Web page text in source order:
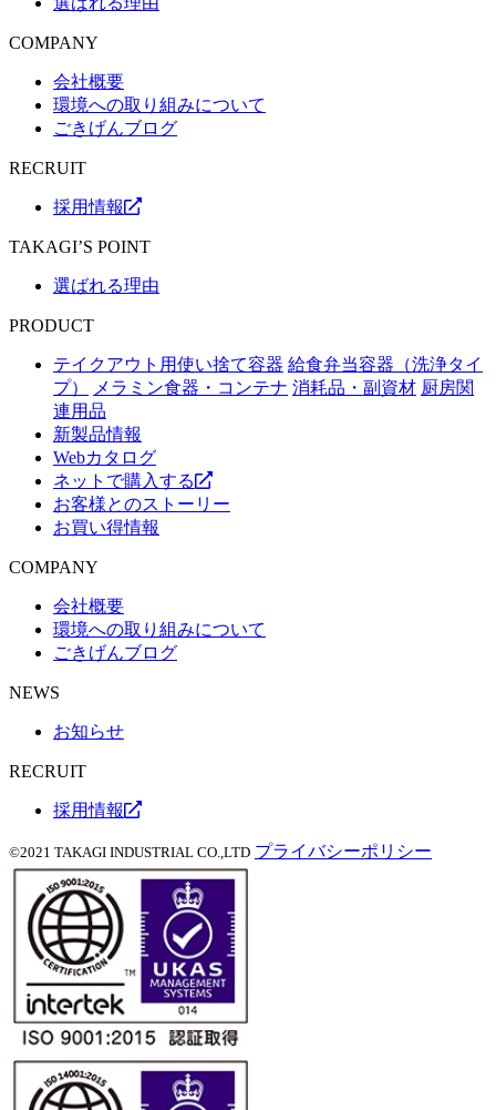
COMPANY
会社概要
環境への取り組みについて
ごきげんブログ
RECRUIT
採用情報
TAKAGI’S POINT
選ばれる理由
PRODUCT
テイクアウト用使い捨て容器 給食弁当容器（洗浄タイ
プ）
メラミン食器・コンテナ 消耗品・副資材 厨房関
連用品
新製品情報
Webカタログ
ネットで購入する
お客様とのストーリー
お買い得情報
COMPANY
会社概要
環境への取り組みについて
ごきげんブログ
NEWS
お知らせ
RECRUIT
採用情報
©2021 TAKAGI INDUSTRIAL CO.,LTD プライバシーポリシー